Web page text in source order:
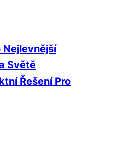
Nejlevnější
Světě
Řešení Pro